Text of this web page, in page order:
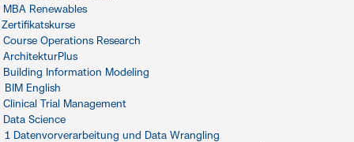
MBA Renewables
Zertifikatskurse
Course Operations Research
ArchitekturPlus
Building Information Modeling
BIM English
Clinical Trial Management
Data Science
1 Datenvorverarbeitung und Data Wrangling